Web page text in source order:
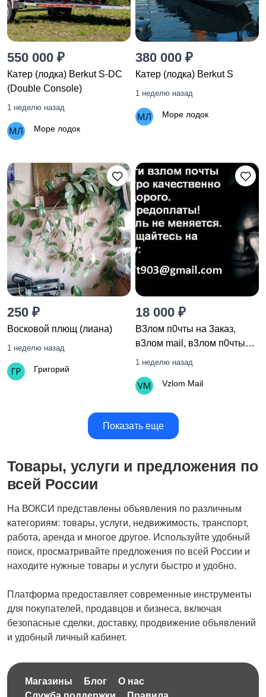
550 000 ₽
Катер (лодка) Berkut S-DC
(Double Console)
1 неделю назад
Море лодок
380 000 ₽
Катер (лодка) Berkut S
1 неделю назад
Море лодок
250 ₽
Восковой плющ (лиана)
1 неделю назад
Григорий
18 000 ₽
B3лoм п0чты на 3акaз,
в3лoм mail, в3лoм п0чты
яндекс, в3лoм майл, в3лoм
1 неделю назад
Vzlom Mail
Показать еще
Товары, услуги и предложения по
всей России
На ВОКСИ представлены объявления по различным
категориям: товары, услуги, недвижимость, транспорт,
работа, аренда и многое другое. Используйте удобный
поиск, просматривайте предложения по всей России и
находите нужные товары и услуги быстро и удобно.
Платформа предоставляет современные инструменты
для покупателей, продавцов и бизнеса, включая
безопасные сделки, доставку, продвижение объявлений
и удобный личный кабинет.
Магазины Блог
О нас